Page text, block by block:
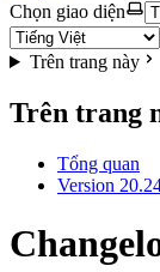
Chọn giao diện
Trên trang này
Trên trang
Tổng quan
Version